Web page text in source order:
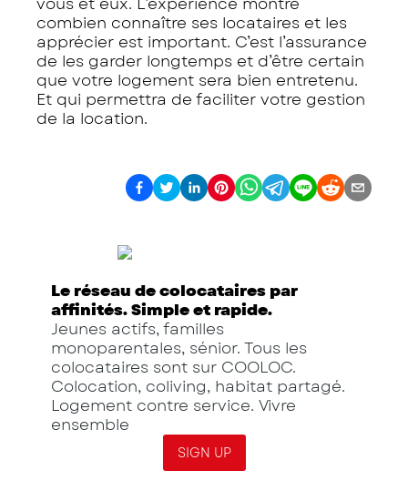
combien connaître ses locataires et les
apprécier est important. C’est l’assurance
de les garder longtemps et d’être certain
que votre logement sera bien entretenu.
Et qui permettra de faciliter votre gestion
de la location.
Le réseau de colocataires par
affinités. Simple et rapide.
Jeunes actifs, familles
monoparentales, sénior. Tous les
colocataires sont sur COOLOC.
Colocation, coliving, habitat partagé.
Logement contre service. Vivre
ensemble
SIGN UP